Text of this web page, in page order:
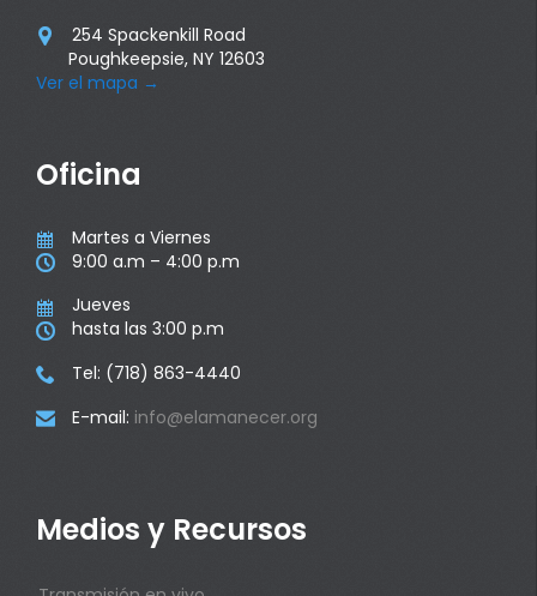

254 Spackenkill Road
Poughkeepsie, NY 12603
Ver el mapa →
Oficina
 Martes a Viernes
 9:00 a.m – 4:00 p.m
 Jueves
 hasta las 3:00 p.m
 Tel: (718) 863-4440
 E-mail: info@elamanecer.org
Medios y Recursos